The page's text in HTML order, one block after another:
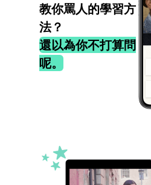
教你罵人的學習方
法？
還以為你不打算問
呢。